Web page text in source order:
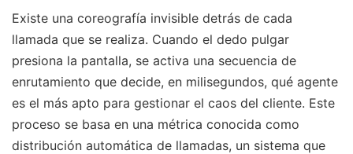
Existe una coreografía invisible detrás de cada
llamada que se realiza. Cuando el dedo pulgar
presiona la pantalla, se activa una secuencia de
enrutamiento que decide, en milisegundos, qué agente
es el más apto para gestionar el caos del cliente. Este
proceso se basa en una métrica conocida como
distribución automática de llamadas, un sistema que